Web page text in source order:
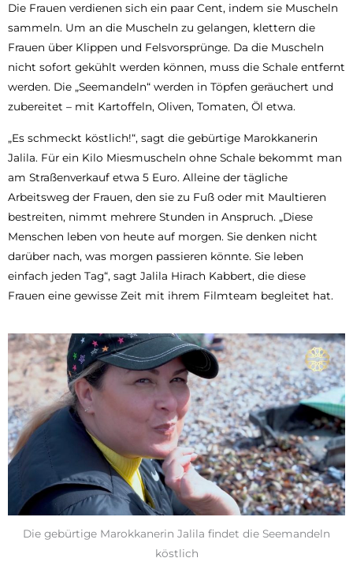
Die Frauen verdienen sich ein paar Cent, indem sie Muscheln
sammeln. Um an die Muscheln zu gelangen, klettern die
Frauen über Klippen und Felsvorsprünge. Da die Muscheln
nicht sofort gekühlt werden können, muss die Schale entfernt
werden. Die „Seemandeln“ werden in Töpfen geräuchert und
zubereitet – mit Kartoffeln, Oliven, Tomaten, Öl etwa.
„Es schmeckt köstlich!“, sagt die gebürtige Marokkanerin
Jalila. Für ein Kilo Miesmuscheln ohne Schale bekommt man
am Straßenverkauf etwa 5 Euro. Alleine der tägliche
Arbeitsweg der Frauen, den sie zu Fuß oder mit Maultieren
bestreiten, nimmt mehrere Stunden in Anspruch. „Diese
Menschen leben von heute auf morgen. Sie denken nicht
darüber nach, was morgen passieren könnte. Sie leben
einfach jeden Tag“, sagt Jalila Hirach Kabbert, die diese
Frauen eine gewisse Zeit mit ihrem Filmteam begleitet hat.
Die gebürtige Marokkanerin Jalila findet die Seemandeln
köstlich